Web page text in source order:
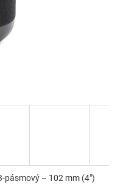
pásmový – 102 mm (4")